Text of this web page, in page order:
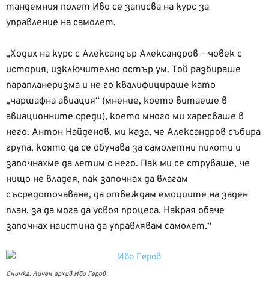
тандемния полет Иво се записва на курс за
управление на самолет.
„Ходих на курс с Александър Александров – човек с
история, изключително остър ум. Той разбираше
парапланеризма и не го квалифицираше като
„чаршафна авиация“ (мнение, което витаеше в
авиационните среди), което много ми харесваше в
него. Антон Найденов, ми каза, че Александров събира
група, която да се обучава за самолетни пилоти и
започнахме да летим с него. Пак ми се струваше, че
нищо не владея, пак започнах да влагам
съсредоточаване, да отвеждам емоциите на заден
план, за да мога да усвоя процеса. Накрая обаче
започнах наистина да управлявам самолет.“
Снимка: Личен архив Иво Геров